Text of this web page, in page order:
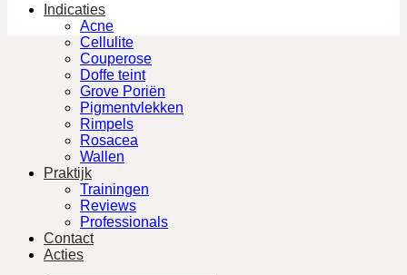
Indicaties
Acne
Cellulite
Couperose
Doffe teint
Grove Poriën
Pigmentvlekken
Rimpels
Rosacea
Wallen
Praktijk
Trainingen
Reviews
Professionals
Contact
Acties